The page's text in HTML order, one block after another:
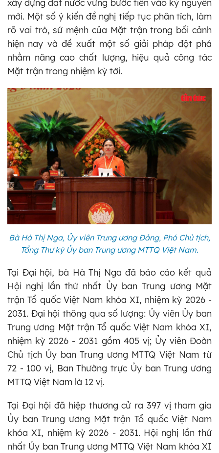
xây dựng đất nước vững bước tiến vào kỷ nguyên
mới. Một số ý kiến đề nghị tiếp tục phân tích, làm
rõ vai trò, sứ mệnh của Mặt trận trong bối cảnh
hiện nay và đề xuất một số giải pháp đột phá
nhằm nâng cao chất lượng, hiệu quả công tác
Mặt trận trong nhiệm kỳ tới.
Bà Hà Thị Nga, Ủy viên Trung ương Đảng, Phó Chủ tịch,
Tổng Thư ký Ủy ban Trung ương MTTQ Việt Nam.
Tại Đại hội, bà Hà Thị Nga đã báo cáo kết quả
Hội nghị lần thứ nhất Ủy ban Trung ương Mặt
trận Tổ quốc Việt Nam khóa XI, nhiệm kỳ 2026 -
2031. Đại hội thông qua số lượng: Ủy viên Ủy ban
Trung ương Mặt trận Tổ quốc Việt Nam khóa XI,
nhiệm kỳ 2026 - 2031 gồm 405 vị; Ủy viên Đoàn
Chủ tịch Ủy ban Trung ương MTTQ Việt Nam từ
72 - 100 vị, Ban Thường trực Ủy ban Trung ương
MTTQ Việt Nam là 12 vị.
Tại Đại hội đã hiệp thương cử ra 397 vị tham gia
Ủy ban Trung ương Mặt trận Tổ quốc Việt Nam
khóa XI, nhiệm kỳ 2026 - 2031. Hội nghị lần thứ
nhất Ủy ban Trung ương MTTQ Việt Nam khóa XI